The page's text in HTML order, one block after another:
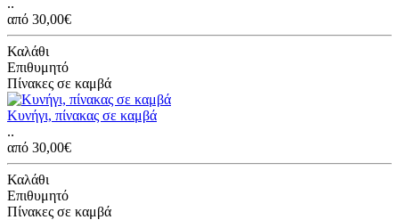
από 30,00€
Καλάθι
Επιθυμητό
Πίνακες σε καμβά
Κυνήγι, πίνακας σε καμβά
..
από 30,00€
Καλάθι
Επιθυμητό
Πίνακες σε καμβά